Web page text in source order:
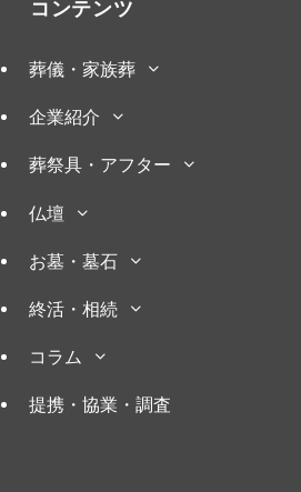
コンテンツ
葬儀・家族葬
企業紹介
葬祭具・アフター
仏壇
お墓・墓石
終活・相続
コラム
提携・協業・調査